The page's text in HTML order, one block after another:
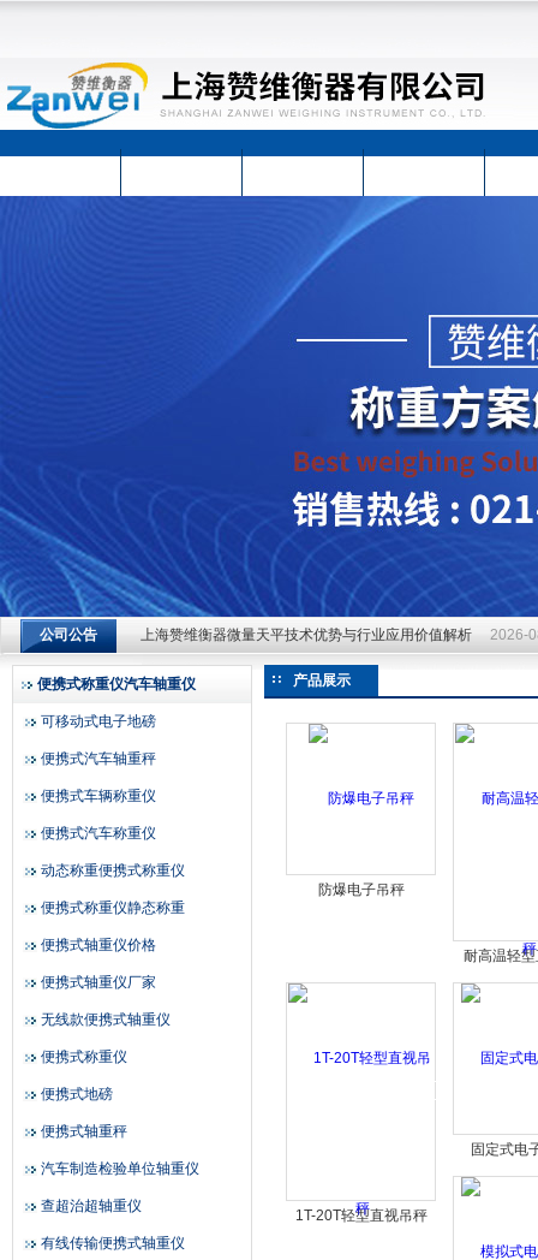
上海赞维衡器有限公司
公司公告
上海赞维衡器微量天平技术优势与行业应用价值解析
上海赞维衡器微量天平技术优势与行业应用价值解析 2026-
上海赞维衡器微量天平技术优势与行业应用价值解析 2026-
便携式称重仪汽车轴重仪
可移动式电子地磅
便携式汽车轴重秤
便携式车辆称重仪
便携式汽车称重仪
动态称重便携式称重仪
便携式称重仪静态称重
便携式轴重仪价格
便携式轴重仪厂家
无线款便携式轴重仪
便携式称重仪
便携式地磅
便携式轴重秤
汽车制造检验单位轴重仪
查超治超轴重仪
有线传输便携式轴重仪
产品展示
防爆电子吊秤
耐高温轻
1T-20T轻型直视吊秤
固定式电